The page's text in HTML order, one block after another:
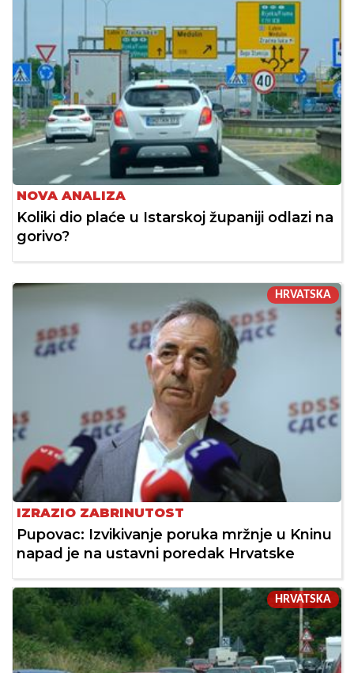
NOVA ANALIZA
Koliki dio plaće u Istarskoj županiji odlazi na
gorivo?
HRVATSKA
IZRAZIO ZABRINUTOST
Pupovac: Izvikivanje poruka mržnje u Kninu
napad je na ustavni poredak Hrvatske
HRVATSKA